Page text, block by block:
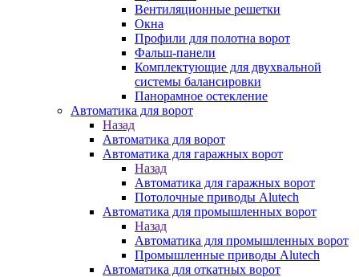
Вентиляционные решетки
Окна
Профили для полотна ворот
Фальш-панели
Комплектующие для двухвальной
системы балансировки
Панорамное остекление
Автоматика для ворот
Назад
Автоматика для ворот
Автоматика для гаражных ворот
Назад
Автоматика для гаражных ворот
Потолочные приводы Alutech
Автоматика для промышленных ворот
Назад
Автоматика для промышленных ворот
Промышленные приводы Alutech
Автоматика для откатных ворот